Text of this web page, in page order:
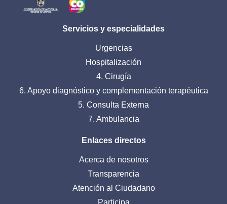
Servicios y especialidades
Urgencias
Hospitalización
4. Cirugía
6. Apoyo diagnóstico y complementación terapéutica
5. Consulta Externa
7. Ambulancia
Enlaces directos
Acerca de nosotros
Transparencia
Atención al Ciudadano
Participa